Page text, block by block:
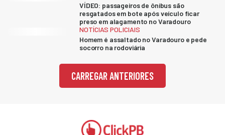
VÍDEO: passageiros de ônibus são
resgatados em bote após veículo ficar
preso em alagamento no Varadouro
NOTÍCIAS POLICIAIS
Homem é assaltado no Varadouro e pede
socorro na rodoviária
CARREGAR ANTERIORES